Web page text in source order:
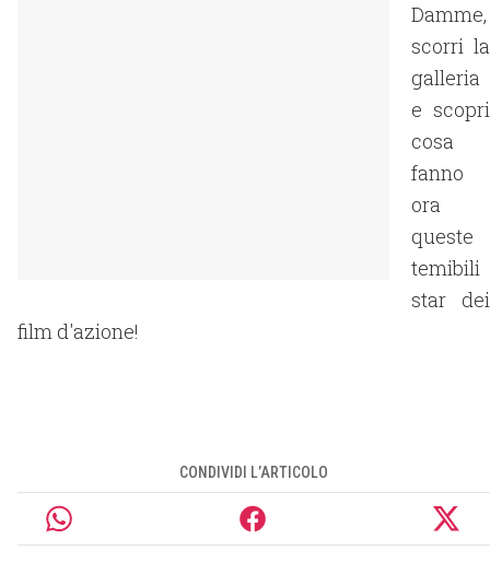
Damme,
scorri la
galleria
e scopri
cosa
fanno
ora
queste
temibili
star dei
film d'azione!
CONDIVIDI L’ARTICOLO